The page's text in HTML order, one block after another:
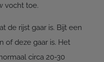
vocht toe.
de rijst gaar is. Bijt een
of deze gaar is. Het
circa 20-30